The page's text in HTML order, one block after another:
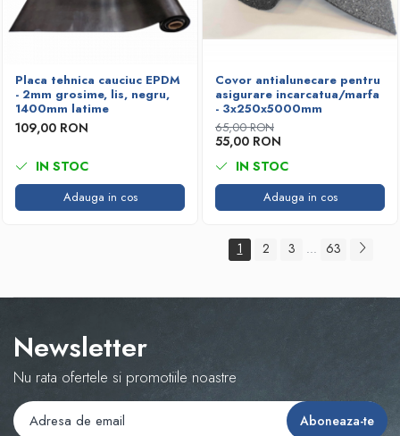
Placa tehnica cauciuc EPDM
- 2mm grosime, lis, negru,
1400mm latime
109,00 RON
IN STOC
Adauga in cos
Covor antialunecare pentru
asigurare incarcatua/marfa
- 3x250x5000mm
65,00 RON
55,00 RON
IN STOC
Adauga in cos
1 2 3 ... 63
Newsletter
Nu rata ofertele si promotiile noastre